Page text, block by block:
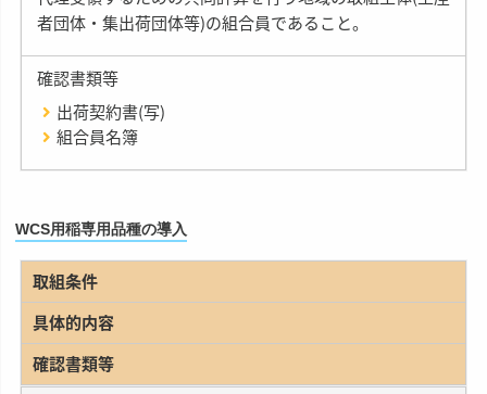
者団体・集出荷団体等)の組合員であること。
確認書類等
出荷契約書(写)
組合員名簿
WCS用稲専用品種の導入
取組条件
具体的内容
確認書類等